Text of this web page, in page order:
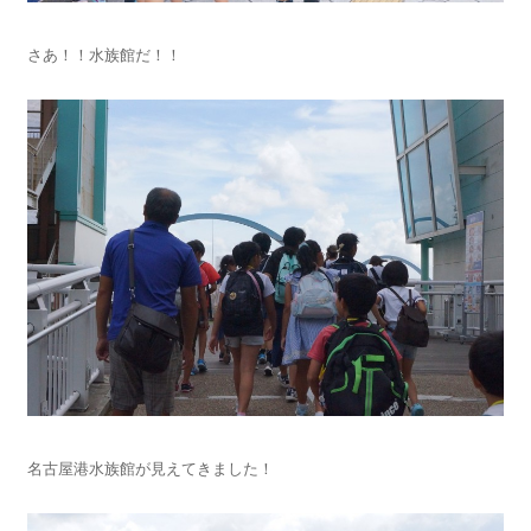
さあ！！水族館だ！！
名古屋港水族館が見えてきました！